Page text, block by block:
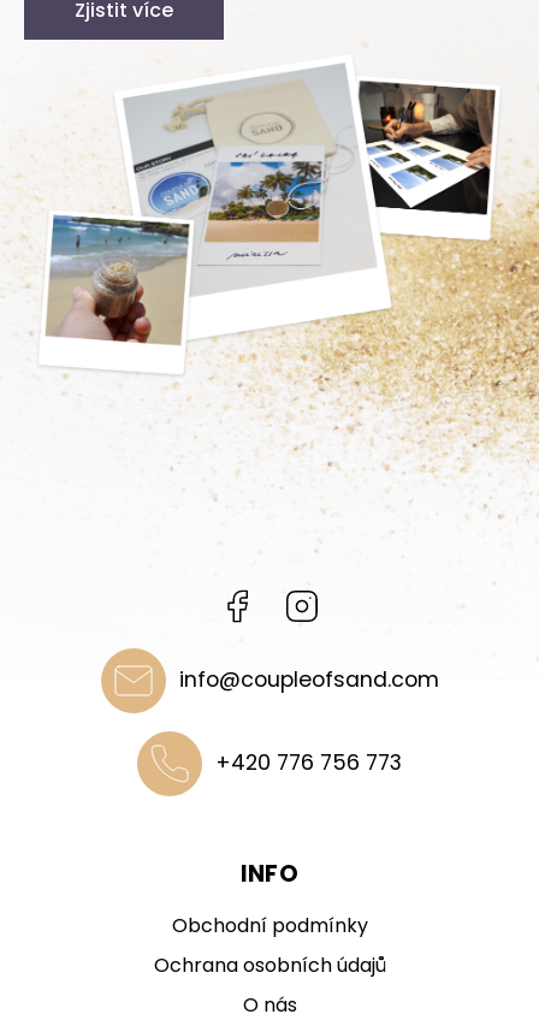
Zjistit více
Facebook
info@coupleofsand.com
+420 776 756 773
INFO
Obchodní podmínky
Ochrana osobních údajů
O nás